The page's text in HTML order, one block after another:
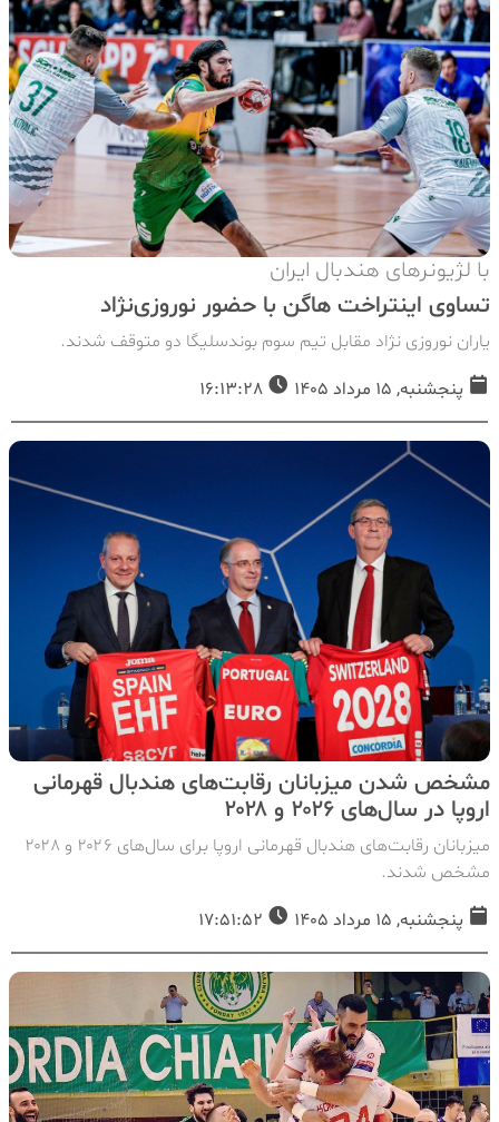
با لژیونرهای هندبال ایران
تساوی اینتراخت هاگن با حضور نوروزی‌نژاد
یاران نوروزی نژاد مقابل تیم سوم بوندسلیگا دو متوقف شدند.
پنجشنبه, 15 مرداد 1405
مشخص شدن میزبانان رقابت‌های هندبال قهرمانی
اروپا در سال‌های ۲۰۲۶ و ۲۰۲۸
میزبانان رقابت‌های هندبال قهرمانی اروپا برای سال‌های ۲۰۲۶ و ۲۰۲۸
مشخص شدند.
پنجشنبه, 15 مرداد 1405